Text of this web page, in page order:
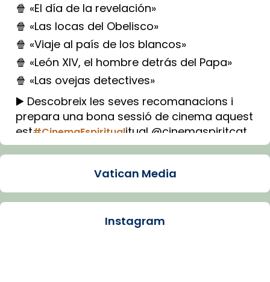
🍿 «El día de la revelación»
🍿 «Las locas del Obelisco»
🍿 «Viaje al país de los blancos»
🍿 «León XIV, el hombre detrás del Papa»
🍿 «Las ovejas detectives»
▶️ Descobreix les seves recomanacions i
prepara una bona sessió de cinema aquest
est#CinemaEspiritualitual @cinemaspiritcat
Imatge: Generada amb IA (OpenAI)
Arquebisbat de Barcelona
Vatican Media
Instagram